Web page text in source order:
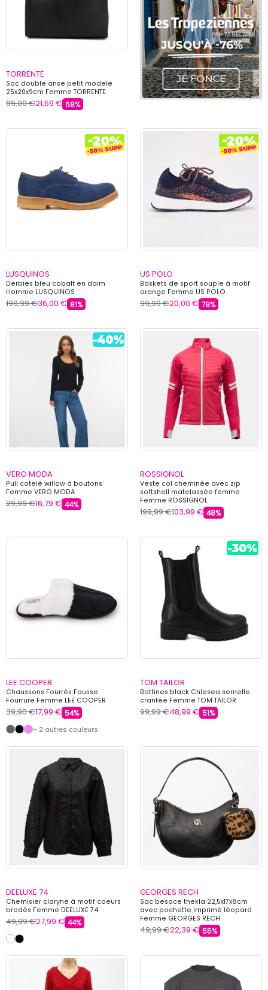
TORRENTE
Sac double anse petit modele
25x20x9cm Femme TORRENTE
69,00 €21,59 € 68%
LUSQUINOS
Derbies bleu cobalt en daim
Homme LUSQUINOS
199,99 €36,00 € 81%
US POLO
Baskets de sport souple à motif
orange Femme US POLO
99,99 €20,00 € 79%
VERO MODA
Pull cotelé willow à boutons
Femme VERO MODA
29,99 €16,79 € 44%
ROSSIGNOL
Veste col cheminée avec zip
softshell matelassée femme
Femme ROSSIGNOL
199,99 €103,99 € 48%
LEE COOPER
Chaussons Fourrés Fausse
Fourrure Femme LEE COOPER
39,90 €17,99 € 54%
+ 2 autres couleurs
TOM TAILOR
Bottines black Chlesea semelle
crantée Femme TOM TAILOR
99,99 €48,99 € 51%
DEELUXE 74
Chemisier claryne à motif coeurs
brodés Femme DEELUXE 74
49,99 €27,99 € 44%
GEORGES RECH
Sac besace thekla 22,5x17x8cm
avec pochette imprimé léopard
Femme GEORGES RECH
49,99 €22,39 € 55%